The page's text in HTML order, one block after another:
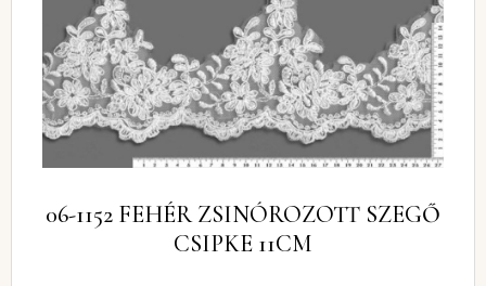
06-1152 FEHÉR ZSINÓROZOTT SZEGŐ
CSIPKE 11CM